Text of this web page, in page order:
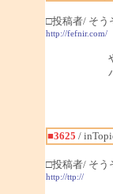
□投稿者/ そう
http://fefnir.com/
■3625 /
□投稿者/ そう
http://ttp://